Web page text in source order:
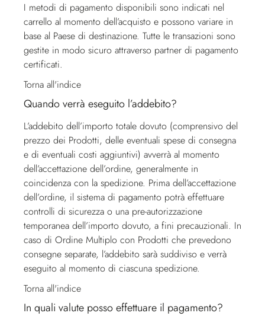
I metodi di pagamento disponibili sono indicati nel
carrello al momento dell’acquisto e possono variare in
base al Paese di destinazione. Tutte le transazioni sono
gestite in modo sicuro attraverso partner di pagamento
certificati.
Torna all'indice
Quando verrà eseguito l’addebito?
L’addebito dell’importo totale dovuto (comprensivo del
prezzo dei Prodotti, delle eventuali spese di consegna
e di eventuali costi aggiuntivi) avverrà al momento
dell’accettazione dell’ordine, generalmente in
coincidenza con la spedizione. Prima dell’accettazione
dell’ordine, il sistema di pagamento potrà effettuare
controlli di sicurezza o una pre-autorizzazione
temporanea dell’importo dovuto, a fini precauzionali. In
caso di Ordine Multiplo con Prodotti che prevedono
consegne separate, l’addebito sarà suddiviso e verrà
eseguito al momento di ciascuna spedizione.
Torna all'indice
In quali valute posso effettuare il pagamento?